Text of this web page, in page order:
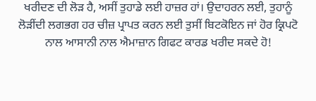
ਖਰੀਦਣ ਦੀ ਲੋੜ ਹੈ, ਅਸੀਂ ਤੁਹਾਡੇ ਲਈ ਹਾਜ਼ਰ ਹਾਂ। ਉਦਾਹਰਨ ਲਈ, ਤੁਹਾਨੂੰ
ਲੋੜੀਂਦੀ ਲਗਭਗ ਹਰ ਚੀਜ਼ ਪ੍ਰਾਪਤ ਕਰਨ ਲਈ ਤੁਸੀਂ ਬਿਟਕੋਇਨ ਜਾਂ ਹੋਰ ਕ੍ਰਿਪਟੋ
ਨਾਲ ਆਸਾਨੀ ਨਾਲ ਐਮਾਜ਼ਾਨ ਗਿਫਟ ਕਾਰਡ ਖਰੀਦ ਸਕਦੇ ਹੋ!